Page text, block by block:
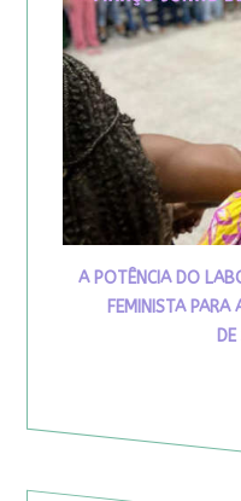
A POTÊNCIA DO
FEMINISTA